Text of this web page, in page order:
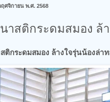
ศจิกายน พ.ศ. 2568
าสติกระดมสมอง ล้
ติกระดมสมอง ล้างใจรุ่นน้องล่าท